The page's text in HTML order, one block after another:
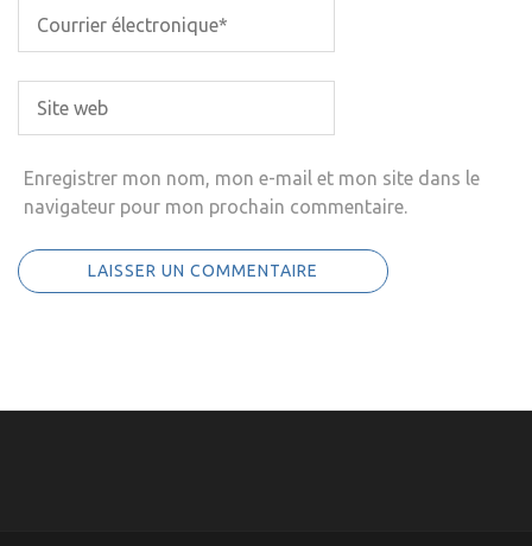
Enregistrer mon nom, mon e-mail et mon site dans le
navigateur pour mon prochain commentaire.